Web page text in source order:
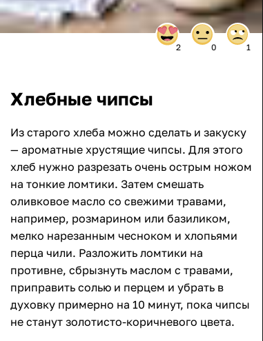
2 0 1
Хлебные чипсы
Из старого хлеба можно сделать и закуску
— ароматные хрустящие чипсы. Для этого
хлеб нужно разрезать очень острым ножом
на тонкие ломтики. Затем смешать
оливковое масло со свежими травами,
например, розмарином или базиликом,
мелко нарезанным чесноком и хлопьями
перца чили. Разложить ломтики на
противне, сбрызнуть маслом с травами,
приправить солью и перцем и убрать в
духовку примерно на 10 минут, пока чипсы
не станут золотисто-коричневого цвета.